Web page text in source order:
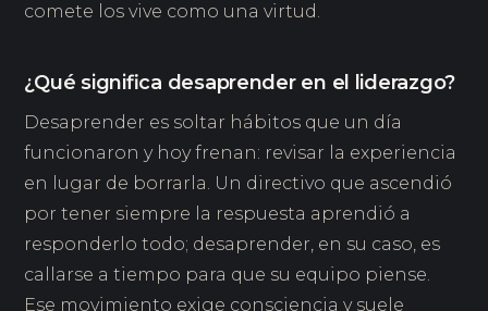
comete los vive como una virtud.
¿Qué significa desaprender en el liderazgo?
Desaprender es soltar hábitos que un día
funcionaron y hoy frenan: revisar la experiencia
en lugar de borrarla. Un directivo que ascendió
por tener siempre la respuesta aprendió a
responderlo todo; desaprender, en su caso, es
callarse a tiempo para que su equipo piense.
Ese movimiento exige consciencia y suele